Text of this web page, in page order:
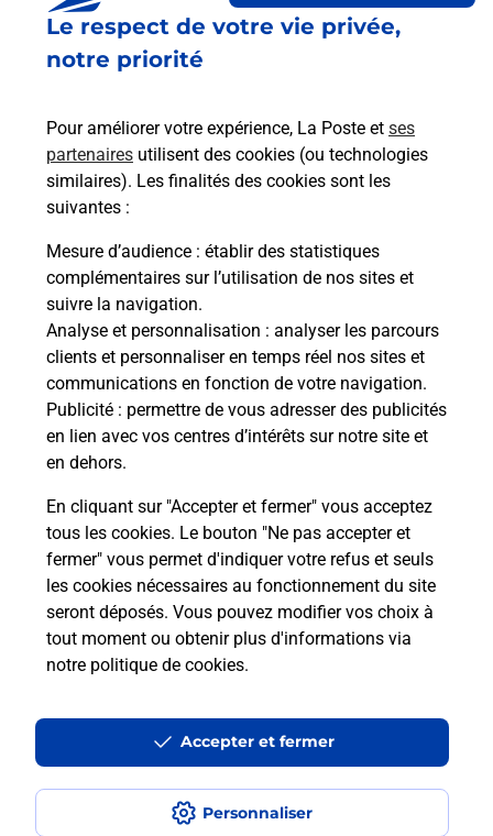
Le respect de votre vie privée,
notre priorité
Pour améliorer votre expérience, La Poste et ses
partenaires utilisent des cookies (ou technologies
similaires). Les finalités des cookies sont les
suivantes :
Mesure d’audience : établir des statistiques
complémentaires sur l’utilisation de nos sites et
suivre la navigation.
Analyse et personnalisation : analyser les parcours
clients et personnaliser en temps réel nos sites et
communications en fonction de votre navigation.
Publicité : permettre de vous adresser des publicités
en lien avec vos centres d’intérêts sur notre site et
en dehors.
En cliquant sur "Accepter et fermer" vous acceptez
tous les cookies. Le bouton "Ne pas accepter et
fermer" vous permet d'indiquer votre refus et seuls
les cookies nécessaires au fonctionnement du site
seront déposés. Vous pouvez modifier vos choix à
tout moment ou obtenir plus d'informations via
notre politique de cookies.
Personnaliser
Accepter et fermer
Questions fréquemment
posées
La téléassistance classique avec
médaillon d’alarme qu’est ce que
c’est ?
Comment fonctionne la
téléassistance classique ?
Comment est installée la
téléassistance classique ?
Localiser Liste
Liste - téléassistance
Pyrénées Atlantiques - téléassistance
Pontiacq Viellepinte - téléassistance
Accessibilité : partiellement conforme
Conditions contractuelles